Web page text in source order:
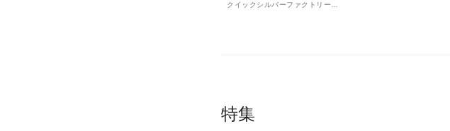
OUTLET STORE
クイックシルバーファクトリーア
特集